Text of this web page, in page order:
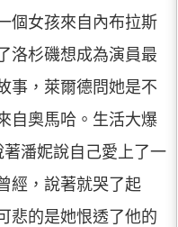
個女孩來自內布拉斯
洛杉磯想成為演員最
事，萊爾德問她是不
自奧馬哈。生活大爆
潘妮說自己愛上了一
經，說著就哭了起
悲的是她恨透了他的